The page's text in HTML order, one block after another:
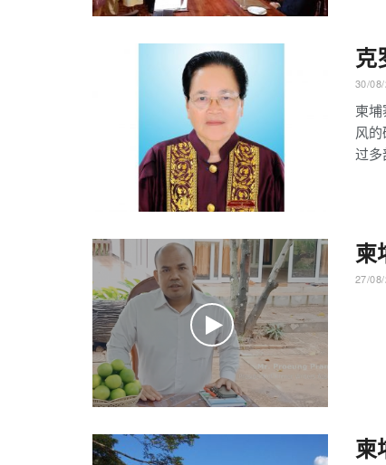
克
30/08/
柬
风
过多
柬
27/08/
柬